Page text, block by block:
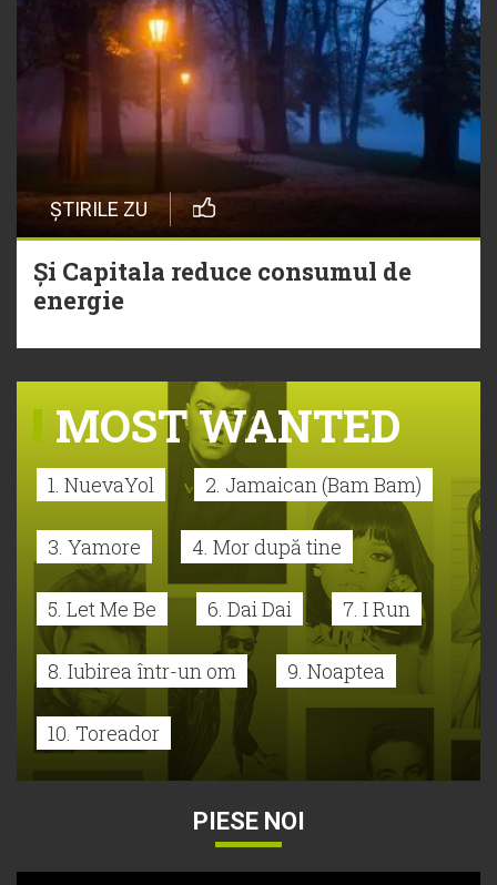
ȘTIRILE ZU
Și Capitala reduce consumul de
energie
MOST WANTED
1. NuevaYol 2. Jamaican (Bam Bam)
3. Yamore 4. Mor după tine
5. Let Me Be 6. Dai Dai 7. I Run
8. Iubirea într-un om 9. Noaptea
10. Toreador
PIESE NOI